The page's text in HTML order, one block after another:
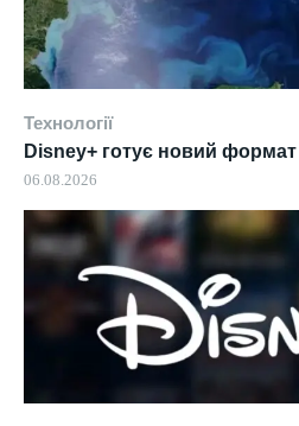
Технології
Disney+ готує новий формат
06.08.2026